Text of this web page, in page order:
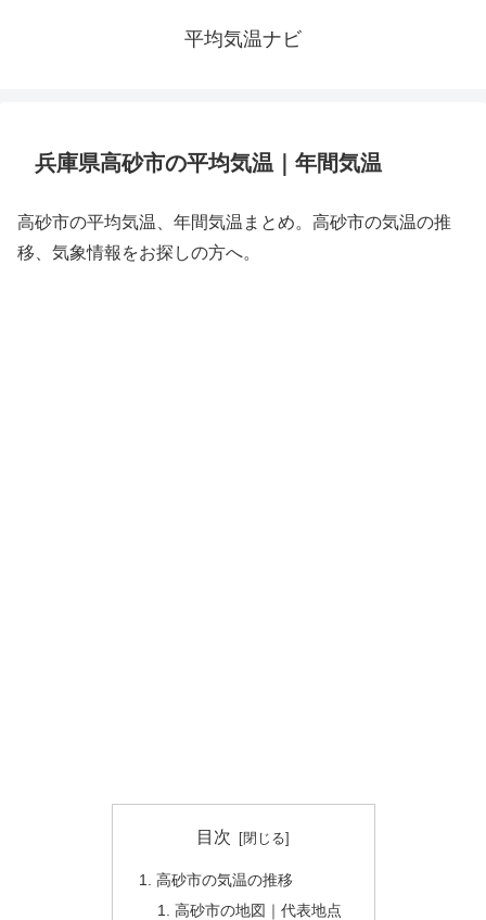
平均気温ナビ
兵庫県高砂市の平均気温｜年間気温
高砂市の平均気温、年間気温まとめ。高砂市の気温の推
移、気象情報をお探しの方へ。
目次
高砂市の気温の推移
高砂市の地図｜代表地点